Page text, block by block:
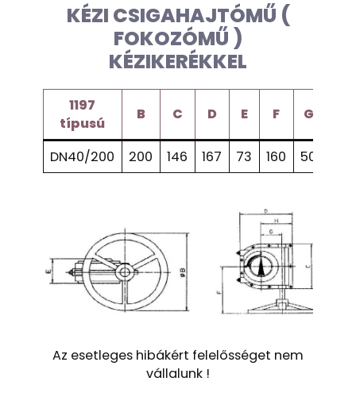
KÉZI CSIGAHAJTÓMŰ (
FOKOZÓMŰ )
KÉZIKERÉKKEL
1197
típusú
B C D E F G
DN40/200 200 146 167 73 160 50
Az esetleges hibákért felelősséget nem
vállalunk !